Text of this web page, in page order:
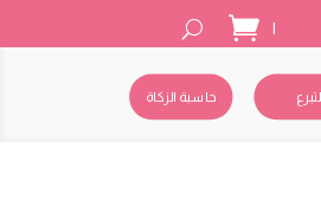
|
حاسبة الزكاة